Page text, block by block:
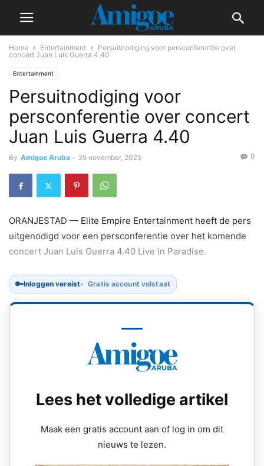
Home Entertainment
Persuitnodiging voor persconferentie over
concert Juan Luis Guerra 4.40
Entertainment
Persuitnodiging voor
persconferentie over concert
Juan Luis Guerra 4.40
By Amigoe Aruba - 25 november, 2025 0
ORANJESTAD — Elite Empire Entertainment heeft de pers
uitgenodigd voor een persconferentie over het komende
concert Juan Luis Guerra 4.40 Live in Paradise.
🔑Inloggen vereist Gratis account volstaat
Lees het volledige artikel
Maak een gratis account aan of log in om dit
nieuws te lezen.